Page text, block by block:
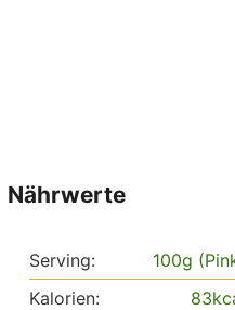
Nährwerte
Serving: 100g
Kalorien:
83